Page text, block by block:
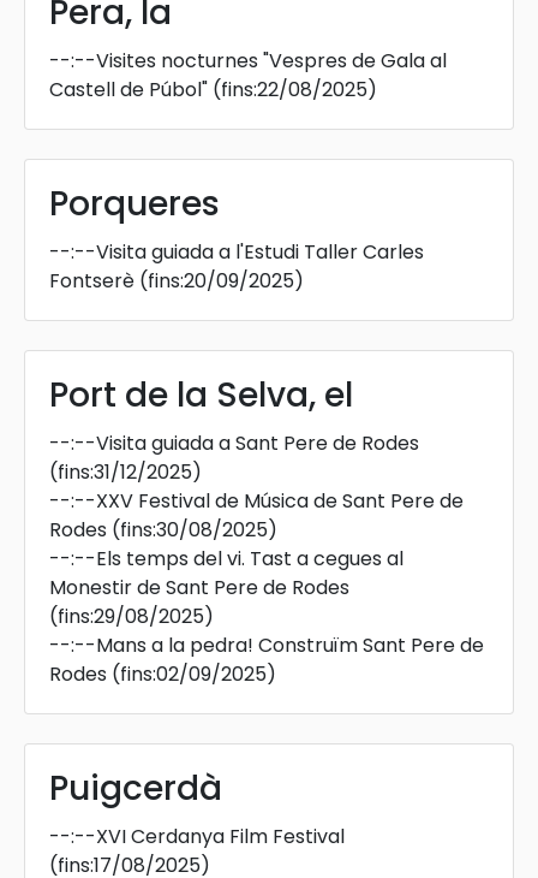
Pera, la
--:--Visites nocturnes "Vespres de Gala al
Castell de Púbol" (fins:22/08/2025)
Porqueres
--:--Visita guiada a l'Estudi Taller Carles
Fontserè (fins:20/09/2025)
Port de la Selva, el
--:--Visita guiada a Sant Pere de Rodes
(fins:31/12/2025)
--:--XXV Festival de Música de Sant Pere de
Rodes (fins:30/08/2025)
--:--Els temps del vi. Tast a cegues al
Monestir de Sant Pere de Rodes
(fins:29/08/2025)
--:--Mans a la pedra! Construïm Sant Pere de
Rodes (fins:02/09/2025)
Puigcerdà
--:--XVI Cerdanya Film Festival
(fins:17/08/2025)